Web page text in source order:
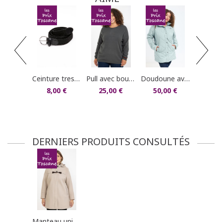
dans votre compte client (rubrique "Mes
commandes/détails").
ceinture tressée élastique
8,00 €
pull avec boutons au dos
25,00 €
doudoune avec capuche et fausse fourrure
50,00 €
DERNIERS PRODUITS CONSULTÉS